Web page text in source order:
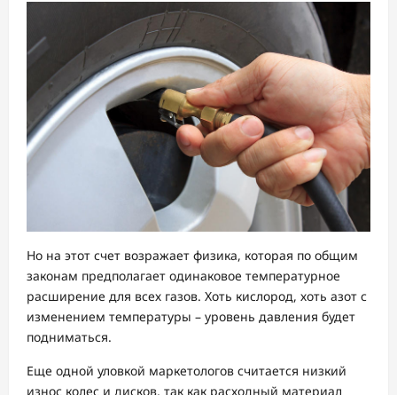
Но на этот счет возражает физика, которая по общим
законам предполагает одинаковое температурное
расширение для всех газов. Хоть кислород, хоть азот с
изменением температуры – уровень давления будет
подниматься.
Еще одной уловкой маркетологов считается низкий
износ колес и дисков, так как расходный материал